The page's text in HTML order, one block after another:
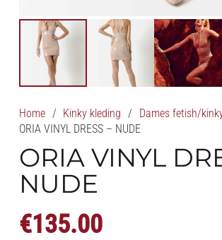
Home / Kinky kleding / Dames fetish/
ORIA VINYL DRESS – NUDE
ORIA VINYL
NUDE
€135.00